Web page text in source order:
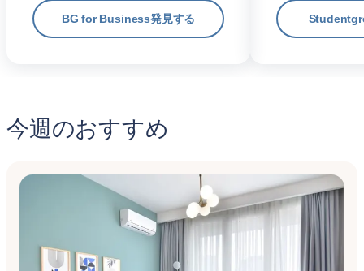
BG for Business発見する
今週のおすすめ